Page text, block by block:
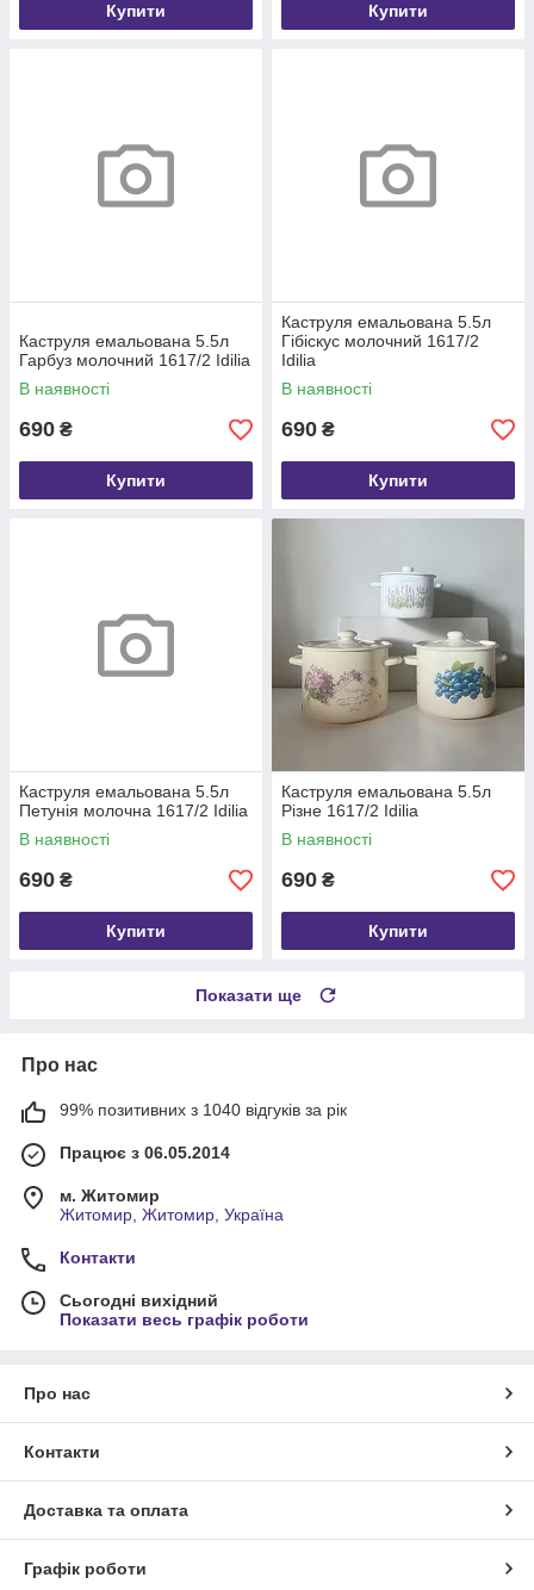
Купити Купити
Каструля емальована 5.5л
Гарбуз молочний 1617/2 Idilia
В наявності
690 ₴
Купити
Каструля емальована 5.5л
Гібіскус молочний 1617/2
Idilia
В наявності
690 ₴
Купити
Каструля емальована 5.5л
Петунія молочна 1617/2 Idilia
В наявності
690 ₴
Купити
Каструля емальована 5.5л
Різне 1617/2 Idilia
В наявності
690 ₴
Купити
Показати ще
Про нас
99% позитивних з 1040 відгуків за рік
Працює з 06.05.2014
м. Житомир
Житомир, Житомир, Україна
Контакти
Сьогодні вихідний
Показати весь графік роботи
Про нас
Контакти
Доставка та оплата
Графік роботи